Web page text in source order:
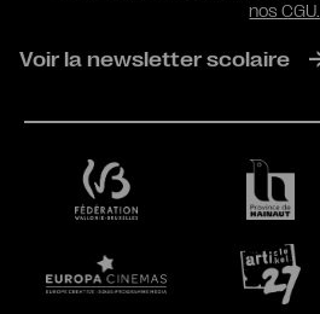
nos CGU.
Voir la newsletter scolaire